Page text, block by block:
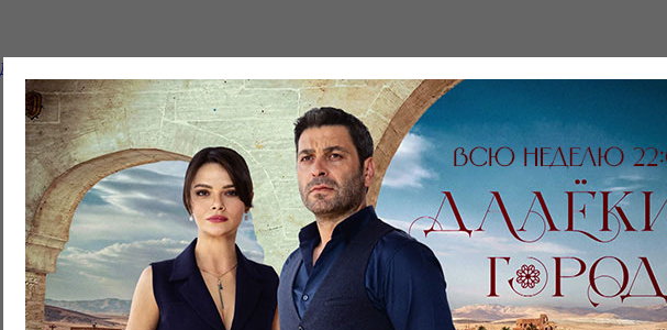
Доктор Тажина